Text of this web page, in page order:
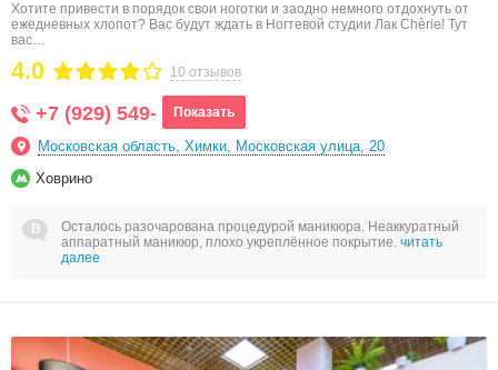
Хотите привести в порядок свои ноготки и заодно немного отдохнуть от
ежедневных хлопот? Вас будут ждать в Ногтевой студии Лак Chèrie! Тут
вас…
10 отзывов
4.0
+7 (929) 549- Показать
Московская область, Химки, Московская улица, 20
Ховрино
Осталось разочарована процедурой маникюра. Неаккуратный
аппаратный маникюр, плохо укреплённое покрытие. читать
далее